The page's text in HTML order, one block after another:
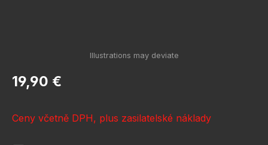
Běžná cena:
19,90 €
Ceny včetně DPH, plus zasilatelské náklady